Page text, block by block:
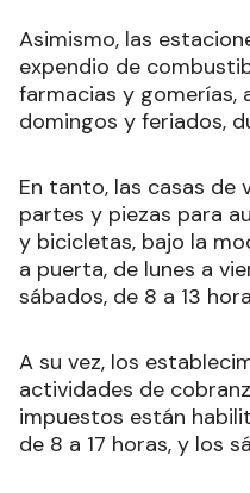
Asimismo, las
expendio de
farmacias y gomerías,
domingos y feriados,
En tanto, las casas de
partes y piezas para
y bicicletas, bajo la
a puerta, de lunes a
sábados, de 8 a 13
A su vez, los
actividades de
impuestos están
de 8 a 17 horas, y los